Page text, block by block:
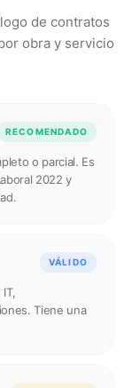
de contratos
obra y servicio
RECOMENDADO
o parcial. Es
2022 y
VÁLIDO
Tiene una